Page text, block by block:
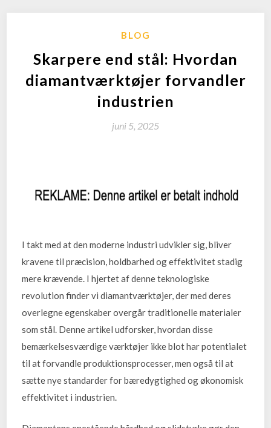
BLOG
Skarpere end stål: Hvordan
diamantværktøjer forvandler
industrien
juni 5, 2025
I takt med at den moderne industri udvikler sig, bliver
kravene til præcision, holdbarhed og effektivitet stadig
mere krævende. I hjertet af denne teknologiske
revolution finder vi diamantværktøjer, der med deres
overlegne egenskaber overgår traditionelle materialer
som stål. Denne artikel udforsker, hvordan disse
bemærkelsesværdige værktøjer ikke blot har potentialet
til at forvandle produktionsprocesser, men også til at
sætte nye standarder for bæredygtighed og økonomisk
effektivitet i industrien.